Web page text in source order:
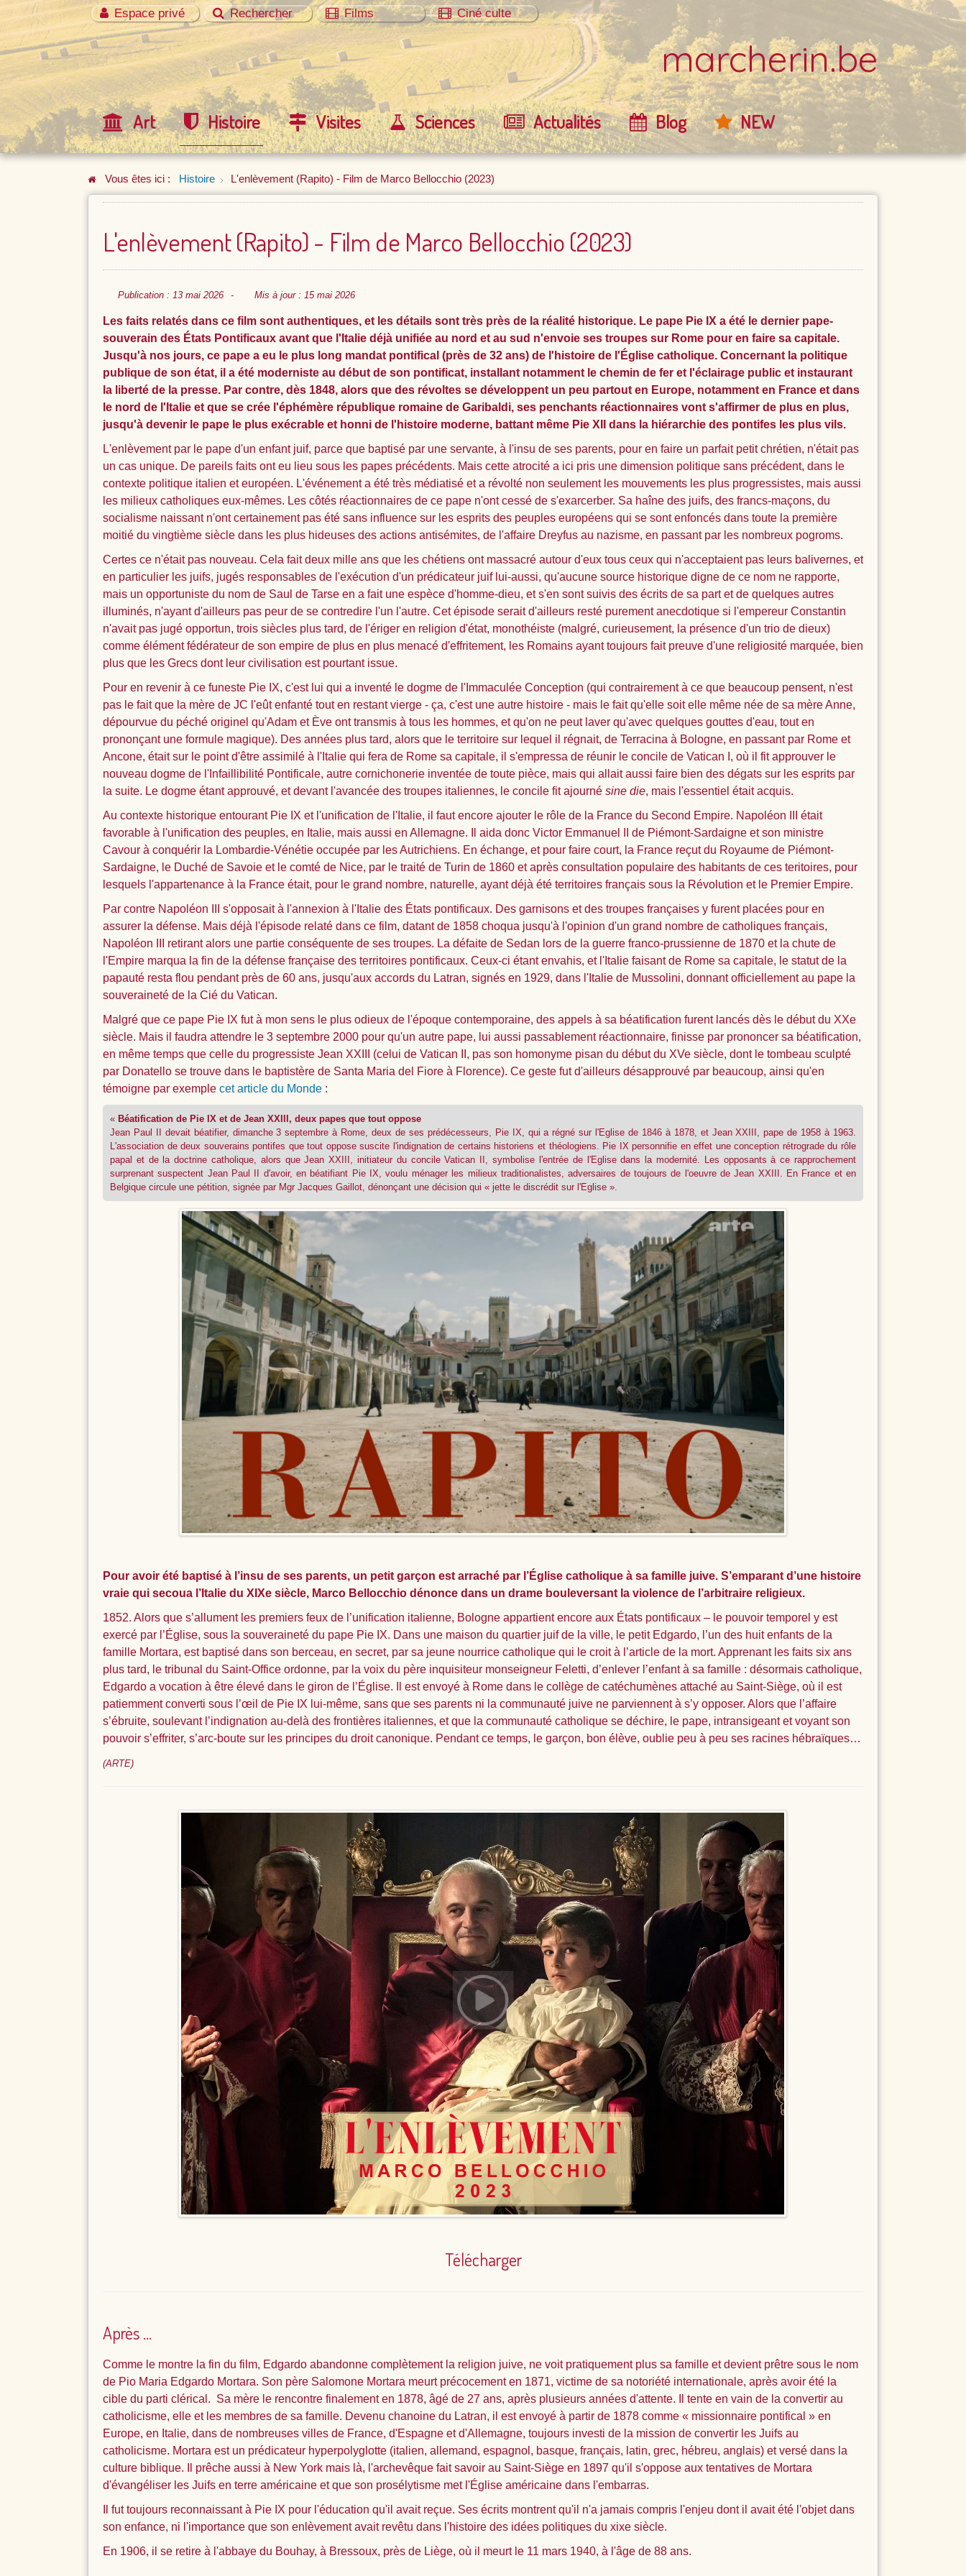
Espace privé Rechercher Films Ciné culte
marcherin.be
Art Histoire Visites Sciences Actualités Blog NEW
Vous êtes ici : Histoire L'enlèvement (Rapito) - Film de Marco Bellocchio (2023)
L'enlèvement (Rapito) - Film de Marco Bellocchio (2023)
Publication : 13 mai 2026 Mis à jour : 15 mai 2026
Les faits relatés dans ce film sont authentiques, et les détails sont très près de la réalité historique. Le pape Pie IX a été le dernier pape-
souverain des États Pontificaux avant que l'Italie déjà unifiée au nord et au sud n'envoie ses troupes sur Rome pour en faire sa capitale.
Jusqu'à nos jours, ce pape a eu le plus long mandat pontifical (près de 32 ans) de l'histoire de l'Église catholique. Concernant la politique
publique de son état, il a été moderniste au début de son pontificat, installant notamment le chemin de fer et l'éclairage public et instaurant
la liberté de la presse. Par contre, dès 1848, alors que des révoltes se développent un peu partout en Europe, notamment en France et dans
le nord de l'Italie et que se crée l'éphémère république romaine de Garibaldi, ses penchants réactionnaires vont s'affirmer de plus en plus,
jusqu'à devenir le pape le plus exécrable et honni de l'histoire moderne, battant même Pie XII dans la hiérarchie des pontifes les plus vils.
L'enlèvement par le pape d'un enfant juif, parce que baptisé par une servante, à l'insu de ses parents, pour en faire un parfait petit chrétien, n'était pas
un cas unique. De pareils faits ont eu lieu sous les papes précédents. Mais cette atrocité a ici pris une dimension politique sans précédent, dans le
contexte politique italien et européen. L'événement a été très médiatisé et a révolté non seulement les mouvements les plus progressistes, mais aussi
les milieux catholiques eux-mêmes. Les côtés réactionnaires de ce pape n'ont cessé de s'exarcerber. Sa haîne des juifs, des francs-maçons, du
socialisme naissant n'ont certainement pas été sans influence sur les esprits des peuples européens qui se sont enfoncés dans toute la première
moitié du vingtième siècle dans les plus hideuses des actions antisémites, de l'affaire Dreyfus au nazisme, en passant par les nombreux pogroms.
Certes ce n'était pas nouveau. Cela fait deux mille ans que les chétiens ont massacré autour d'eux tous ceux qui n'acceptaient pas leurs balivernes, et
en particulier les juifs, jugés responsables de l'exécution d'un prédicateur juif lui-aussi, qu'aucune source historique digne de ce nom ne rapporte,
mais un opportuniste du nom de Saul de Tarse en a fait une espèce d'homme-dieu, et s'en sont suivis des écrits de sa part et de quelques autres
illuminés, n'ayant d'ailleurs pas peur de se contredire l'un l'autre. Cet épisode serait d'ailleurs resté purement anecdotique si l'empereur Constantin
n'avait pas jugé opportun, trois siècles plus tard, de l'ériger en religion d'état, monothéiste (malgré, curieusement, la présence d'un trio de dieux)
comme élément fédérateur de son empire de plus en plus menacé d'effritement, les Romains ayant toujours fait preuve d'une religiosité marquée, bien
plus que les Grecs dont leur civilisation est pourtant issue.
Pour en revenir à ce funeste Pie IX, c'est lui qui a inventé le dogme de l'Immaculée Conception (qui contrairement à ce que beaucoup pensent, n'est
pas le fait que la mère de JC l'eût enfanté tout en restant vierge - ça, c'est une autre histoire - mais le fait qu'elle soit elle même née de sa mère Anne,
dépourvue du péché originel qu'Adam et Ève ont transmis à tous les hommes, et qu'on ne peut laver qu'avec quelques gouttes d'eau, tout en
prononçant une formule magique). Des années plus tard, alors que le territoire sur lequel il régnait, de Terracina à Bologne, en passant par Rome et
Ancone, était sur le point d'être assimilé à l'Italie qui fera de Rome sa capitale, il s'empressa de réunir le concile de Vatican I, où il fit approuver le
nouveau dogme de l'Infaillibilité Pontificale, autre cornichonerie inventée de toute pièce, mais qui allait aussi faire bien des dégats sur les esprits par
la suite. Le dogme étant approuvé, et devant l'avancée des troupes italiennes, le concile fit ajourné sine die, mais l'essentiel était acquis.
Au contexte historique entourant Pie IX et l'unification de l'Italie, il faut encore ajouter le rôle de la France du Second Empire. Napoléon III était
favorable à l'unification des peuples, en Italie, mais aussi en Allemagne. Il aida donc Victor Emmanuel II de Piémont-Sardaigne et son ministre
Cavour à conquérir la Lombardie-Vénétie occupée par les Autrichiens. En échange, et pour faire court, la France reçut du Royaume de Piémont-
Sardaigne, le Duché de Savoie et le comté de Nice, par le traité de Turin de 1860 et après consultation populaire des habitants de ces teritoires, pour
lesquels l'appartenance à la France était, pour le grand nombre, naturelle, ayant déjà été territoires français sous la Révolution et le Premier Empire.
Par contre Napoléon III s'opposait à l'annexion à l'Italie des États pontificaux. Des garnisons et des troupes françaises y furent placées pour en
assurer la défense. Mais déjà l'épisode relaté dans ce film, datant de 1858 choqua jusqu'à l'opinion d'un grand nombre de catholiques français,
Napoléon III retirant alors une partie conséquente de ses troupes. La défaite de Sedan lors de la guerre franco-prussienne de 1870 et la chute de
l'Empire marqua la fin de la défense française des territoires pontificaux. Ceux-ci étant envahis, et l'Italie faisant de Rome sa capitale, le statut de la
papauté resta flou pendant près de 60 ans, jusqu'aux accords du Latran, signés en 1929, dans l'Italie de Mussolini, donnant officiellement au pape la
souveraineté de la Cié du Vatican.
Malgré que ce pape Pie IX fut à mon sens le plus odieux de l'époque contemporaine, des appels à sa béatification furent lancés dès le début du XXe
siècle. Mais il faudra attendre le 3 septembre 2000 pour qu'un autre pape, lui aussi passablement réactionnaire, finisse par prononcer sa béatification,
en même temps que celle du progressiste Jean XXIII (celui de Vatican II, pas son homonyme pisan du début du XVe siècle, dont le tombeau sculpté
par Donatello se trouve dans le baptistère de Santa Maria del Fiore à Florence). Ce geste fut d'ailleurs désapprouvé par beaucoup, ainsi qu'en
témoigne par exemple cet article du Monde :
« Béatification de Pie IX et de Jean XXIII, deux papes que tout oppose
Jean Paul II devait béatifier, dimanche 3 septembre à Rome, deux de ses prédécesseurs, Pie IX, qui a régné sur l'Eglise de 1846 à 1878, et Jean XXIII, pape de 1958 à 1963.
L'association de deux souverains pontifes que tout oppose suscite l'indignation de certains historiens et théologiens. Pie IX personnifie en effet une conception rétrograde du rôle
papal et de la doctrine catholique, alors que Jean XXIII, initiateur du concile Vatican II, symbolise l'entrée de l'Eglise dans la modernité. Les opposants à ce rapprochement
surprenant suspectent Jean Paul II d'avoir, en béatifiant Pie IX, voulu ménager les milieux traditionalistes, adversaires de toujours de l'oeuvre de Jean XXIII. En France et en
Belgique circule une pétition, signée par Mgr Jacques Gaillot, dénonçant une décision qui « jette le discrédit sur l'Eglise ».
Pour avoir été baptisé à l’insu de ses parents, un petit garçon est arraché par l’Église catholique à sa famille juive. S’emparant d’une histoire
vraie qui secoua l’Italie du XIXe siècle, Marco Bellocchio dénonce dans un drame bouleversant la violence de l’arbitraire religieux.
1852. Alors que s’allument les premiers feux de l’unification italienne, Bologne appartient encore aux États pontificaux – le pouvoir temporel y est
exercé par l’Église, sous la souveraineté du pape Pie IX. Dans une maison du quartier juif de la ville, le petit Edgardo, l’un des huit enfants de la
famille Mortara, est baptisé dans son berceau, en secret, par sa jeune nourrice catholique qui le croit à l’article de la mort. Apprenant les faits six ans
plus tard, le tribunal du Saint-Office ordonne, par la voix du père inquisiteur monseigneur Feletti, d’enlever l’enfant à sa famille : désormais catholique,
Edgardo a vocation à être élevé dans le giron de l’Église. Il est envoyé à Rome dans le collège de catéchumènes attaché au Saint-Siège, où il est
patiemment converti sous l’œil de Pie IX lui-même, sans que ses parents ni la communauté juive ne parviennent à s’y opposer. Alors que l’affaire
s’ébruite, soulevant l’indignation au-delà des frontières italiennes, et que la communauté catholique se déchire, le pape, intransigeant et voyant son
pouvoir s’effriter, s’arc-boute sur les principes du droit canonique. Pendant ce temps, le garçon, bon élève, oublie peu à peu ses racines hébraïques…
(ARTE)
Télécharger
Après ...
Comme le montre la fin du film, Edgardo abandonne complètement la religion juive, ne voit pratiquement plus sa famille et devient prêtre sous le nom
de Pio Maria Edgardo Mortara. Son père Salomone Mortara meurt précocement en 1871, victime de sa notoriété internationale, après avoir été la
cible du parti clérical. Sa mère le rencontre finalement en 1878, âgé de 27 ans, après plusieurs années d'attente. Il tente en vain de la convertir au
catholicisme, elle et les membres de sa famille. Devenu chanoine du Latran, il est envoyé à partir de 1878 comme « missionnaire pontifical » en
Europe, en Italie, dans de nombreuses villes de France, d'Espagne et d'Allemagne, toujours investi de la mission de convertir les Juifs au
catholicisme. Mortara est un prédicateur hyperpolyglotte (italien, allemand, espagnol, basque, français, latin, grec, hébreu, anglais) et versé dans la
culture biblique. Il prêche aussi à New York mais là, l'archevêque fait savoir au Saint-Siège en 1897 qu'il s'oppose aux tentatives de Mortara
d'évangéliser les Juifs en terre américaine et que son prosélytisme met l'Église américaine dans l'embarras.
Il fut toujours reconnaissant à Pie IX pour l'éducation qu'il avait reçue. Ses écrits montrent qu'il n'a jamais compris l'enjeu dont il avait été l'objet dans
son enfance, ni l'importance que son enlèvement avait revêtu dans l'histoire des idées politiques du xixe siècle.
En 1906, il se retire à l'abbaye du Bouhay, à Bressoux, près de Liège, où il meurt le 11 mars 1940, à l'âge de 88 ans.